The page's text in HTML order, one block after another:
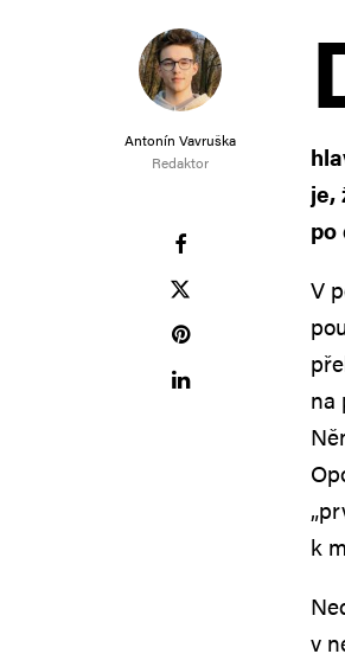
Antonín Vavruška
Redaktor
je,
po
V
na
k
v